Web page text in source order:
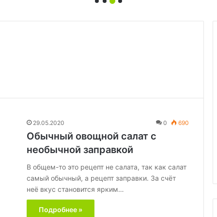
29.05.2020 0 690
Обычный овощной салат с
необычной заправкой
В общем-то это рецепт не салата, так как салат
самый обычный, а рецепт заправки. За счёт
неё вкус становится ярким…
Подробнее »
пороге:
5
ингредиентов
меньше
Когда гости на пороге: топ-5
угощений из 5 ингредиентов и
меньше